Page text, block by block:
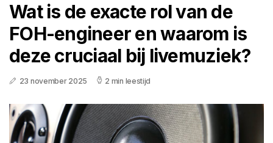
Wat is de exacte rol van de
FOH-engineer en waarom is
deze cruciaal bij livemuziek?
23 november 2025 2 min leestijd